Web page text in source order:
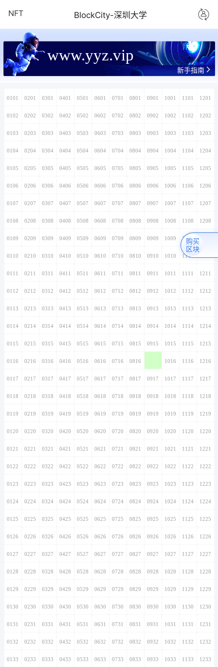
NFT BlockCity-深圳大学
www.yyz.vip
新手指南
0101 0201 0301 0401 0501 0601 0701 0801 0901 1001 1101 1201
0102 0202 0302 0402 0502 0602 0702 0802 0902 1002 1102 1202
0103 0203 0303 0403 0503 0603 0703 0803 0903 1003 1103 1203
0104 0204 0304 0404 0504 0604 0704 0804 0904 1004 1104 1204
0105 0205 0305 0405 0505 0605 0705 0805 0905 1005 1105 1205
0106 0206 0306 0406 0506 0606 0706 0806 0906 1006 1106 1206
0107 0207 0307 0407 0507 0607 0707 0807 0907 1007 1107 1207
0108 0208 0308 0408 0508 0608 0708 0808 0908 1008 1108 1208
0109 0209 0309 0409 0509 0609 0709 0809 0909 1009 1109
0110 0210 0310 0410 0510 0610 0710 0810 0910 1010 1110
0111 0211 0311 0411 0511 0611 0711 0811 0911 1011 1111 1211
0112 0212 0312 0412 0512 0612 0712 0812 0912 1012 1112 1212
0113 0213 0313 0413 0513 0613 0713 0813 0913 1013 1113 1213
0114 0214 0314 0414 0514 0614 0714 0814 0914 1014 1114 1214
0115 0215 0315 0415 0515 0615 0715 0815 0915 1015 1115 1215
0116 0216 0316 0416 0516 0616 0716 0816 1016 1116 1216
0117 0217 0317 0417 0517 0617 0717 0817 0917 1017 1117 1217
0118 0218 0318 0418 0518 0618 0718 0818 0918 1018 1118 1218
0119 0219 0319 0419 0519 0619 0719 0819 0919 1019 1119 1219
0120 0220 0320 0420 0520 0620 0720 0820 0920 1020 1120 1220
0121 0221 0321 0421 0521 0621 0721 0821 0921 1021 1121 1221
0122 0222 0322 0422 0522 0622 0722 0822 0922 1022 1122 1222
0123 0223 0323 0423 0523 0623 0723 0823 0923 1023 1123 1223
0124 0224 0324 0424 0524 0624 0724 0824 0924 1024 1124 1224
0125 0225 0325 0425 0525 0625 0725 0825 0925 1025 1125 1225
0126 0226 0326 0426 0526 0626 0726 0826 0926 1026 1126 1226
0127 0227 0327 0427 0527 0627 0727 0827 0927 1027 1127 1227
0128 0228 0328 0428 0528 0628 0728 0828 0928 1028 1128 1228
0129 0229 0329 0429 0529 0629 0729 0829 0929 1029 1129 1229
0130 0230 0330 0430 0530 0630 0730 0830 0930 1030 1130 1230
0131 0231 0331 0431 0531 0631 0731 0831 0931 1031 1131 1231
0132 0232 0332 0432 0532 0632 0732 0832 0932 1032 1132 1232
0133 0233 0333 0433 0533 0633 0733 0833 0933 1033 1133 1233
购买
区块